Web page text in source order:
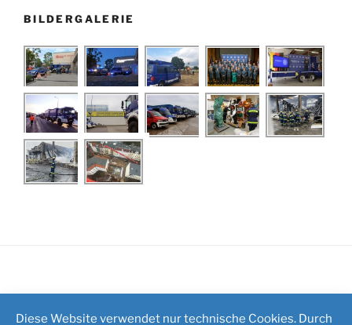
BILDERGALERIE
Diese Website verwendet nur technische Cookies. Durch